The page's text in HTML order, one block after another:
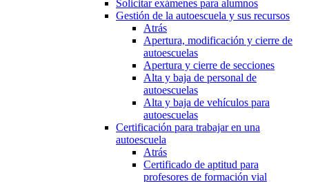
Solicitar exámenes para alumnos
Gestión de la autoescuela y sus recursos
Atrás
Apertura, modificación y cierre de
autoescuelas
Apertura y cierre de secciones
Alta y baja de personal de
autoescuelas
Alta y baja de vehículos para
autoescuelas
Certificación para trabajar en una
autoescuela
Atrás
Certificado de aptitud para
profesores de formación vial